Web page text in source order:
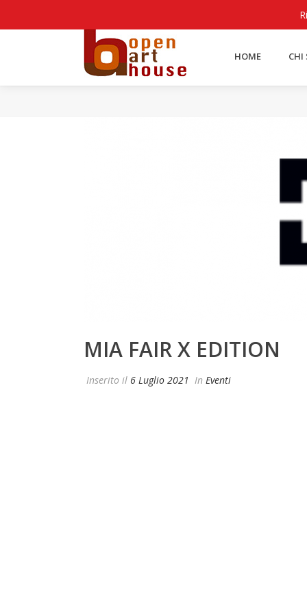
HOME CHI
MIA FAIR X EDITION
Inserito il 6 Luglio 2021 In Eventi